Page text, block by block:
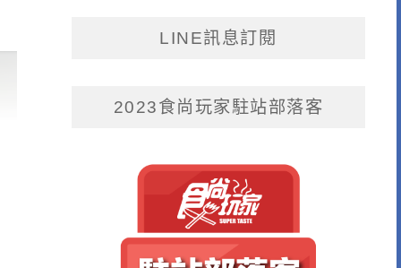
LINE訊息訂閱
2023食尚玩家駐站部落客